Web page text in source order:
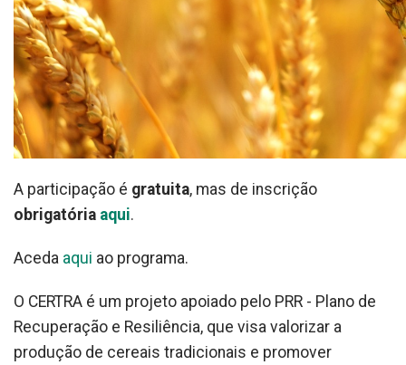
A participação é gratuita, mas de inscrição
obrigatória aqui.
Aceda aqui ao programa.
O CERTRA é um projeto apoiado pelo PRR - Plano de
Recuperação e Resiliência, que visa valorizar a
produção de cereais tradicionais e promover